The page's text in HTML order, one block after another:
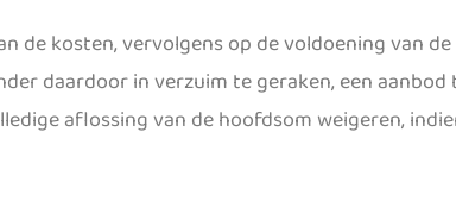
de kosten, vervolgens op de voldoening van
daardoor in verzuim te geraken, een
aflossing van de hoofdsom weigeren,